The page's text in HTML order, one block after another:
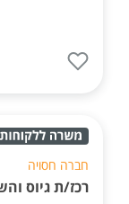
חברה חסויה
רכז/ת גיוס